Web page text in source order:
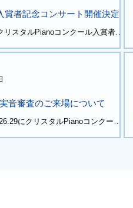
賞者記念コンサート開催決定
リスタルPianoコンクール入賞者に
、 ドラム、ベース、 特級グランプ
concert2026-
音審査のご来場について
にクリスタルPianoコンクール